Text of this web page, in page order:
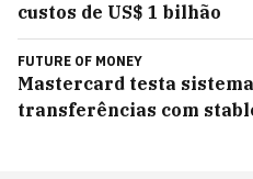
custos de US$ 1 bilhão
FUTURE OF MONEY
Mastercard testa
transferências com